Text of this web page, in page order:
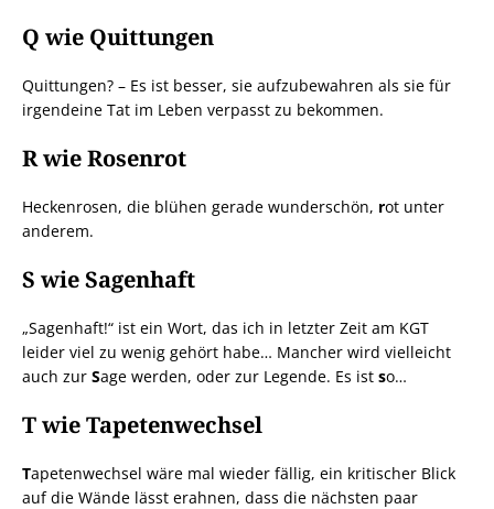
Q wie Quittungen
Quittungen? – Es ist besser, sie aufzubewahren als sie für
irgendeine Tat im Leben verpasst zu bekommen.
R wie Rosenrot
Heckenrosen, die blühen gerade wunderschön, rot unter
anderem.
S wie Sagenhaft
„Sagenhaft!“ ist ein Wort, das ich in letzter Zeit am KGT
leider viel zu wenig gehört habe… Mancher wird vielleicht
auch zur Sage werden, oder zur Legende. Es ist so…
T wie Tapetenwechsel
Tapetenwechsel wäre mal wieder fällig, ein kritischer Blick
auf die Wände lässt erahnen, dass die nächsten paar